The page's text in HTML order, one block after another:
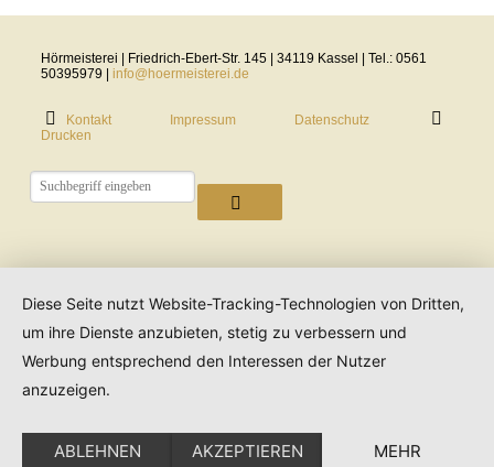
Hörmeisterei | Friedrich-Ebert-Str. 145 | 34119 Kassel | Tel.: 0561
50395979 |info@hoermeisterei.de
Kontakt Impressum
Datenschutz
Drucken
Diese Seite nutzt Website-Tracking-Technologien von Dritten,
um ihre Dienste anzubieten, stetig zu verbessern und
Werbung entsprechend den Interessen der Nutzer
anzuzeigen.
ABLEHNEN AKZEPTIEREN MEHR